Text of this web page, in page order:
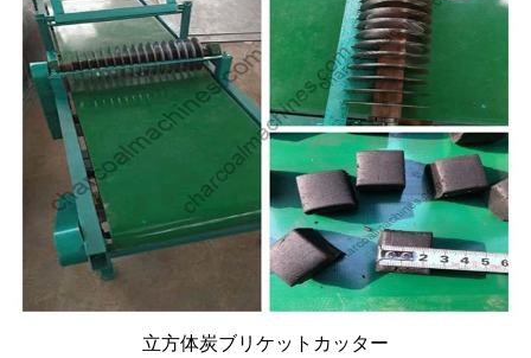
立方体炭ブリケットカッター